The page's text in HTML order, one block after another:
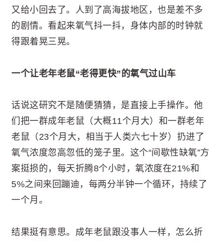
又给小回去了。人到了高海拔地区，也是差不多
的剧情。看起来氧气抖一抖，身体内部的时钟就
得跟着晃三晃。
一个让老年老鼠“老得更快”的氧气过山车
话说这研究不是随便猜猜，是直接上手操作。他
们把一群成年老鼠（大概11个月大）和一群老年
老鼠（23个月大，相当于人类六七十岁）扔进了
氧气浓度忽高忽低的笼子里。这个“间歇性缺氧”方
案挺损的，每天折腾8个小时，氧浓度在21%和
5%之间来回蹦迪，每两分半钟一个循环，持续了
一个月。
结果挺有意思。成年老鼠跟没事人一样，怎么折